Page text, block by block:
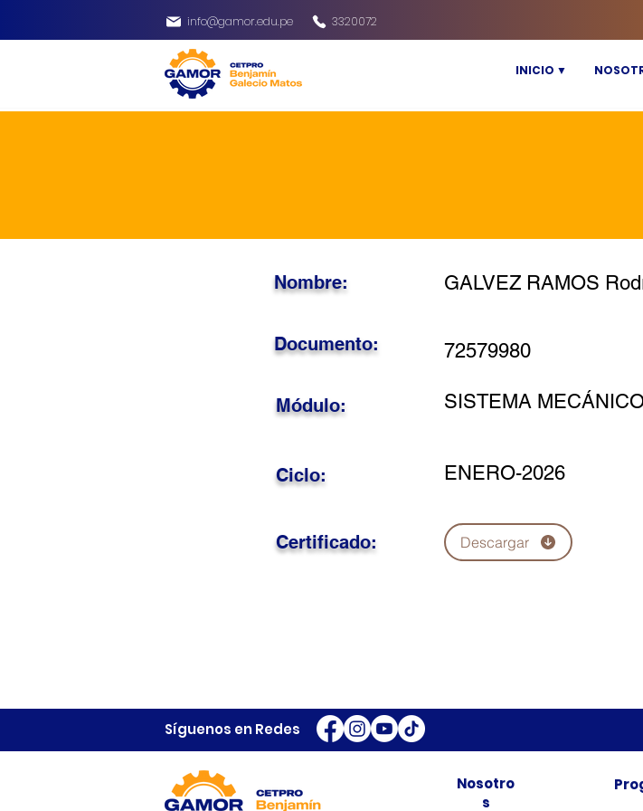
info@gamor.edu.pe 3320072
INICIO ▼
GALVEZ RAMOS
Nombre:
72579980
Documento:
SISTEMA
Módulo:
ENERO-2026
Ciclo:
Certificado: Descargar
Síguenos en Redes
Nosotro
s